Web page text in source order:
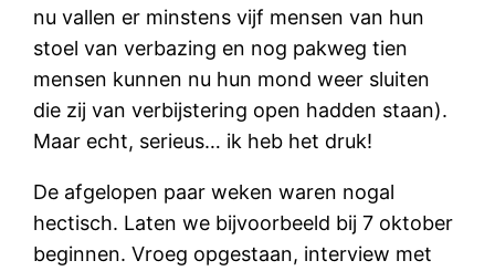
nu vallen er minstens vijf mensen van hun
stoel van verbazing en nog pakweg tien
mensen kunnen nu hun mond weer sluiten
die zij van verbijstering open hadden staan).
Maar echt, serieus… ik heb het druk!
De afgelopen paar weken waren nogal
hectisch. Laten we bijvoorbeeld bij 7 oktober
beginnen. Vroeg opgestaan, interview met